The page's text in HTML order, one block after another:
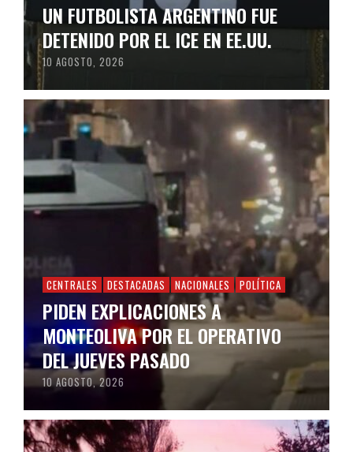
UN FUTBOLISTA ARGENTINO FUE
DETENIDO POR EL ICE EN EE.UU.
10 AGOSTO, 2026
CENTRALES DESTACADAS NACIONALES POLÍTICA
PIDEN EXPLICACIONES A
MONTEOLIVA POR EL OPERATIVO
DEL JUEVES PASADO
10 AGOSTO, 2026